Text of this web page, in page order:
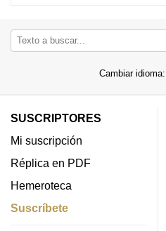
Cambiar idioma:
SUSCRIPTORES
Mi suscripción
Réplica en PDF
Hemeroteca
Suscríbete